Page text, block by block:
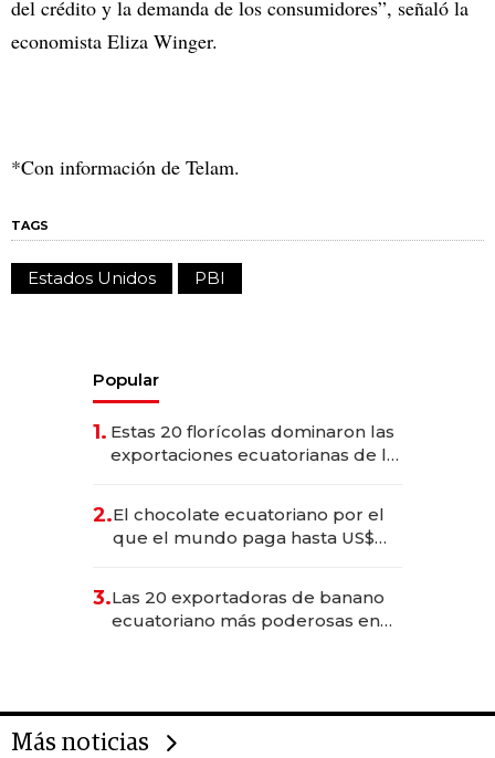
del crédito y la demanda de los consumidores”, señaló la
economista Eliza Winger.
*Con información de Telam.
TAGS
Estados Unidos PBI
Popular
1. Estas 20 florícolas dominaron las
exportaciones ecuatorianas de la
2.El chocolate ecuatoriano por el
que el mundo paga hasta US$
3.Las 20 exportadoras de banano
ecuatoriano más poderosas en
Más noticias